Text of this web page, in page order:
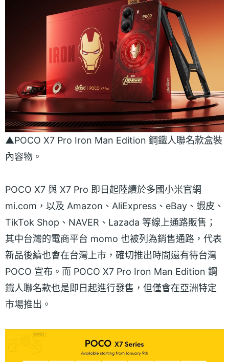
▲POCO X7 Pro Iron Man Edition 鋼鐵人聯名款盒裝
內容物。
POCO X7 與 X7 Pro 即日起陸續於多國小米官網
mi.com，以及 Amazon、AliExpress、eBay、蝦皮、
TikTok Shop、NAVER、Lazada 等線上通路販售；
其中台灣的電商平台 momo 也被列為銷售通路，代表
新品後續也會在台灣上市，確切推出時間還有待台灣
POCO 宣布。而 POCO X7 Pro Iron Man Edition 鋼
鐵人聯名款也是即日起進行發售，但僅會在亞洲特定
市場推出。